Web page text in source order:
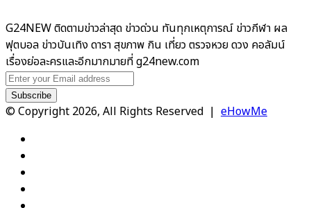
G24NEW ติดตามข่าวล่าสุด ข่าวด่วน ทันทุกเหตุการณ์ ข่าวกีฬา ผล
ฟุตบอล ข่าวบันเทิง ดารา สุขภาพ กิน เที่ยว ตรวจหวย ดวง คอลัมน์
เรื่องย่อละครและอีกมากมายที่ g24new.com
Enter
your
Email
© Copyright 2026, All Rights Reserved | eHowMe